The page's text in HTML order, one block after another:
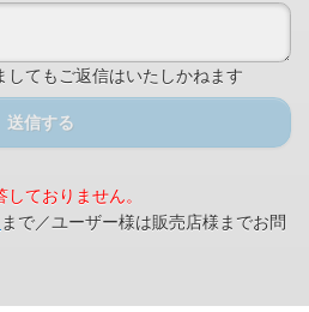
てもご返信はいたしかねます
送信する
ておりません。
まで／ユーザー様は販売店様までお問